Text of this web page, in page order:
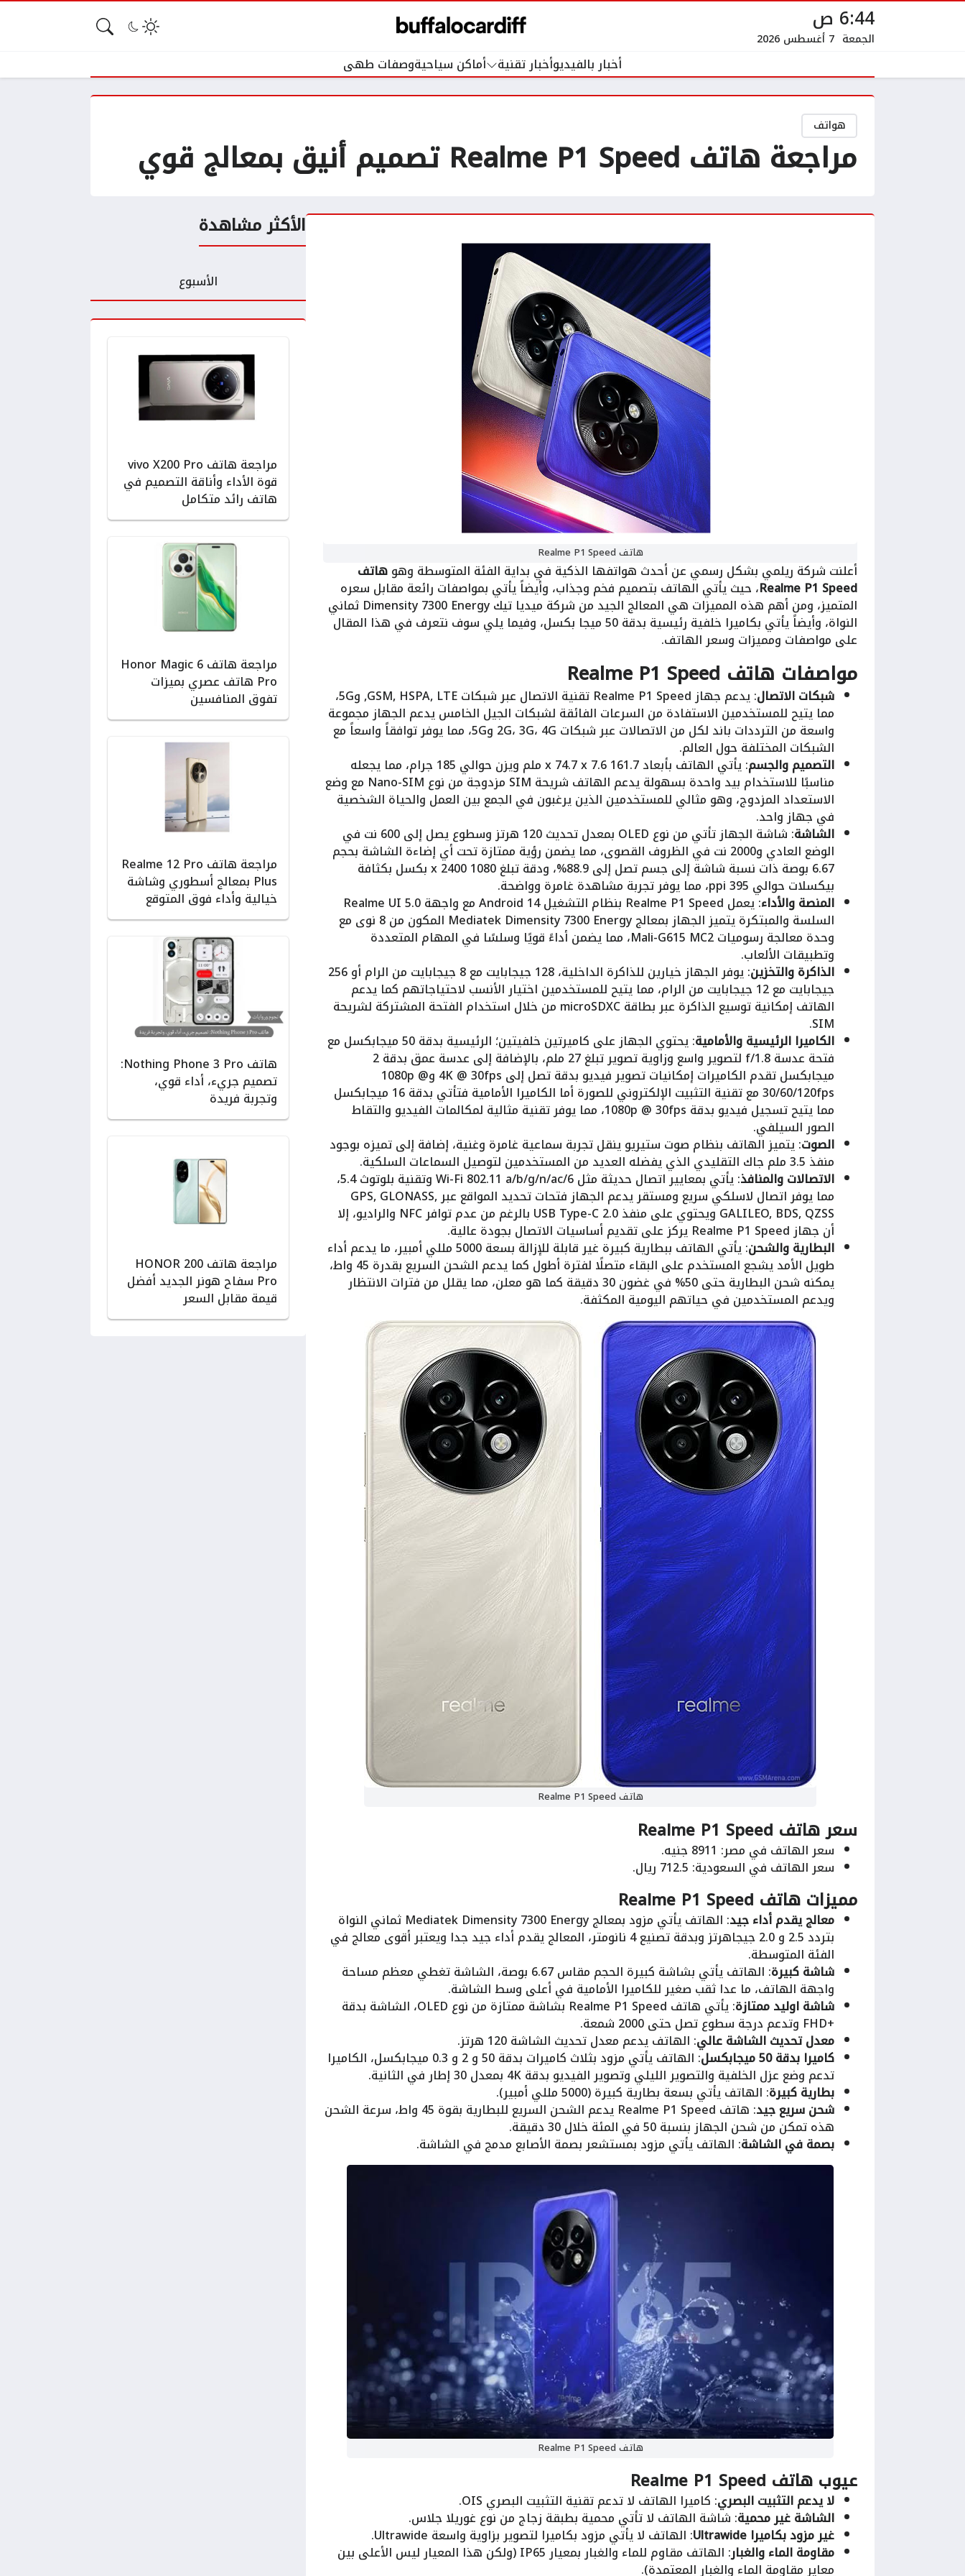
6:44 ص
الجمعة 7 أغسطس 2026
أخبار بالفيديوأخبار تقنية أماكن سياحيةوصفات طهى
هواتف
مراجعة هاتف Realme P1 Speed تصميم أنيق بمعالج قوي
الأكثر مشاهدة
الأسبوع
مراجعة هاتف vivo X200 Pro
قوة الأداء وأناقة التصميم في
هاتف رائد متكامل
مراجعة هاتف Honor Magic 6
Pro هاتف عصري بميزات
تفوق المنافسين
مراجعة هاتف Realme 12 Pro
Plus بمعالج أسطوري وشاشة
خيالية وأداء فوق المتوقع
هاتف Nothing Phone 3 Pro:
تصميم جريء، أداء قوي،
وتجربة فريدة
مراجعة هاتف HONOR 200
Pro سفاح هونر الجديد أفضل
قيمة مقابل السعر
هاتف Realme P1 Speed
أعلنت شركة ريلمي بشكل رسمي عن أحدث هواتفها الذكية في بداية الفئة المتوسطة وهوهاتف
Realme P1 Speed ، حيث يأتي الهاتف بتصميم فخم وجذاب، وأيضاً يأتي بمواصفات رائعة مقابل سعره
المتميز، ومن أهم هذه المميزات هي المعالج الجيد من شركة ميديا تيك Dimensity 7300 Energy ثماني
النواة، وأيضاً يأتي بكاميرا خلفية رئيسية بدقة 50 ميجا بكسل، وفيما يلي سوف نتعرف في هذا المقال
على مواصفات ومميزات وسعر الهاتف.
مواصفات هاتف Realme P1 Speed
شبكات الاتصال : يدعم جهاز Realme P1 Speed تقنية الاتصال عبر شبكات GSM, HSPA, LTE, و5G،
مما يتيح للمستخدمين الاستفادة من السرعات الفائقة لشبكات الجيل الخامس يدعم الجهاز مجموعة
واسعة من الترددات باند لكل من الاتصالات عبر شبكات 2G، 3G، 4G و5G، مما يوفر توافقاً واسعاً مع
الشبكات المختلفة حول العالم.
التصميم والجسم : يأتي الهاتف بأبعاد 161.7 x 74.7 x 7.6 ملم ويزن حوالي 185 جرام، مما يجعله
مناسبًا للاستخدام بيد واحدة بسهولة يدعم الهاتف شريحة SIM مزدوجة من نوع Nano-SIM مع وضع
الاستعداد المزدوج، وهو مثالي للمستخدمين الذين يرغبون في الجمع بين العمل والحياة الشخصية
في جهاز واحد.
الشاشة : شاشة الجهاز تأتي من نوع OLED بمعدل تحديث 120 هرتز وسطوع يصل إلى 600 نت في
الوضع العادي و2000 نت في الظروف القصوى، مما يضمن رؤية ممتازة تحت أي إضاءة الشاشة بحجم
6.67 بوصة ذات نسبة شاشة إلى جسم تصل إلى 88.9%، ودقة تبلغ 1080 x 2400 بكسل بكثافة
بيكسلات حوالي 395 ppi، مما يوفر تجربة مشاهدة غامرة وواضحة.
المنصة والأداء : يعمل Realme P1 Speed بنظام التشغيل Android 14 مع واجهة Realme UI 5.0
السلسة والمبتكرة يتميز الجهاز بمعالج Mediatek Dimensity 7300 Energy المكون من 8 نوى مع
وحدة معالجة رسوميات Mali-G615 MC2، مما يضمن أداءً قويًا وسلسًا في المهام المتعددة
وتطبيقات الألعاب.
الذاكرة والتخزين : يوفر الجهاز خيارين للذاكرة الداخلية، 128 جيجابايت مع 8 جيجابايت من الرام أو 256
جيجابايت مع 12 جيجابايت من الرام، مما يتيح للمستخدمين اختيار الأنسب لاحتياجاتهم كما يدعم
الهاتف إمكانية توسيع الذاكرة عبر بطاقة microSDXC من خلال استخدام الفتحة المشتركة لشريحة
SIM.
الكاميرا الرئيسية والأمامية : يحتوي الجهاز على كاميرتين خلفيتين؛ الرئيسية بدقة 50 ميجابكسل مع
فتحة عدسة f/1.8 لتصوير واسع وزاوية تصوير تبلغ 27 ملم، بالإضافة إلى عدسة عمق بدقة 2
ميجابكسل تقدم الكاميرات إمكانيات تصوير فيديو بدقة تصل إلى 4K @ 30fps و1080p @
30/60/120fps مع تقنية التثبيت الإلكتروني للصورة أما الكاميرا الأمامية فتأتي بدقة 16 ميجابكسل
مما يتيح تسجيل فيديو بدقة 1080p @ 30fps، مما يوفر تقنية مثالية لمكالمات الفيديو والتقاط
الصور السيلفي.
الصوت: يتميز الهاتف بنظام صوت ستيريو ينقل تجربة سماعية غامرة وغنية، إضافة إلى تميزه بوجود
منفذ 3.5 ملم جاك التقليدي الذي يفضله العديد من المستخدمين لتوصيل السماعات السلكية.
الاتصالات والمنافذ : يأتي بمعايير اتصال حديثة مثل Wi-Fi 802.11 a/b/g/n/ac/6 وتقنية بلوتوث 5.4،
مما يوفر اتصال لاسلكي سريع ومستقر يدعم الجهاز فتحات تحديد المواقع عبر GPS, GLONASS,
GALILEO, BDS, QZSS ويحتوي على منفذ USB Type-C 2.0 بالرغم من عدم توافر NFC والراديو، إلا
أن جهاز Realme P1 Speed يركز على تقديم أساسيات الاتصال بجودة عالية.
البطارية والشحن : يأتي الهاتف ببطارية كبيرة غير قابلة للإزالة بسعة 5000 مللي أمبير، ما يدعم أداء
طويل الأمد يشجع المستخدم على البقاء متصلًا لفترة أطول كما يدعم الشحن السريع بقدرة 45 واط،
يمكنه شحن البطارية حتى 50% في غضون 30 دقيقة كما هو معلن، مما يقلل من فترات الانتظار
ويدعم المستخدمين في حياتهم اليومية المكثفة.
هاتف Realme P1 Speed
سعر هاتف Realme P1 Speed
سعر الهاتف في مصر: 8911 جنيه.
سعر الهاتف في السعودية: 712.5 ريال.
مميزات هاتف Realme P1 Speed
معالج يقدم أداء جيد : الهاتف يأتي مزود بمعالج Mediatek Dimensity 7300 Energy ثماني النواة
بتردد 2.5 و 2.0 جيجاهرتز وبدقة تصنيع 4 نانومتر، المعالج يقدم أداء جيد جدا ويعتبر أقوى معالج في
الفئة المتوسطة.
شاشة كبيرة : الهاتف يأتي بشاشة كبيرة الحجم مقاس 6.67 بوصة، الشاشة تغطي معظم مساحة
واجهة الهاتف، ما عدا ثقب صغير للكاميرا الأمامية في أعلى وسط الشاشة.
شاشة اوليد ممتازة : يأتي هاتف Realme P1 Speed بشاشة ممتازة من نوع OLED، الشاشة بدقة
+FHD وتدعم درجة سطوع تصل حتى 2000 شمعة.
معدل تحديث الشاشة عالي: الهاتف يدعم معدل تحديث الشاشة 120 هرتز.
كاميرا بدقة 50 ميجابكسل : الهاتف يأتي مزود بثلاث كاميرات بدقة 50 و 2 و 0.3 ميجابكسل، الكاميرا
تدعم وضع عزل الخلفية والتصوير الليلي وتصوير الفيديو بدقة 4K بمعدل 30 إطار في الثانية.
بطارية كبيرة: الهاتف يأتي بسعة بطارية كبيرة (5000 مللي أمبير).
شحن سريع جيد : هاتف Realme P1 Speed يدعم الشحن السريع للبطارية بقوة 45 واط، سرعة الشحن
هذه تمكن من شحن الجهاز بنسبة 50 في المئة خلال 30 دقيقة.
بصمة في الشاشة: الهاتف يأتي مزود بمستشعر بصمة الأصابع مدمج في الشاشة.
هاتف Realme P1 Speed
عيوب هاتف Realme P1 Speed
لا يدعم التثبيت البصري: كاميرا الهاتف لا تدعم تقنية التثبيت البصري OIS.
الشاشة غير محمية: شاشة الهاتف لا تأتي محمية بطبقة زجاج من نوع غوريلا جلاس.
غير مزود بكاميرا Ultrawide : الهاتف لا يأتي مزود بكاميرا لتصوير بزاوية واسعة Ultrawide.
مقاومة الماء والغبار : الهاتف مقاوم للماء والغبار بمعيار IP65 (ولكن هذا المعيار ليس الأعلى بين
معاير مقاومة الماء والغبار المعتمدة).